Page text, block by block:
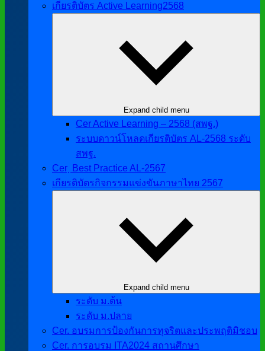
เกียรติบัตร Active Learning2568
Expand child menu
Cer Active Learning – 2568 (สพฐ.)
ระบบดาวน์โหลดเกียรติบัตร AL-2568 ระดับ
สพฐ.
Cer ฺ Best Practice AL-2567
เกียรติบัตรกิจกรรมแข่งขันภาษาไทย 2567
Expand child menu
ระดับ ม.ต้น
ระดับ ม.ปลาย
Cer. อบรมการป้องกันการทุจริตและประพฤติมิชอบ
Cer. การอบรม ITA2024 สถานศึกษา